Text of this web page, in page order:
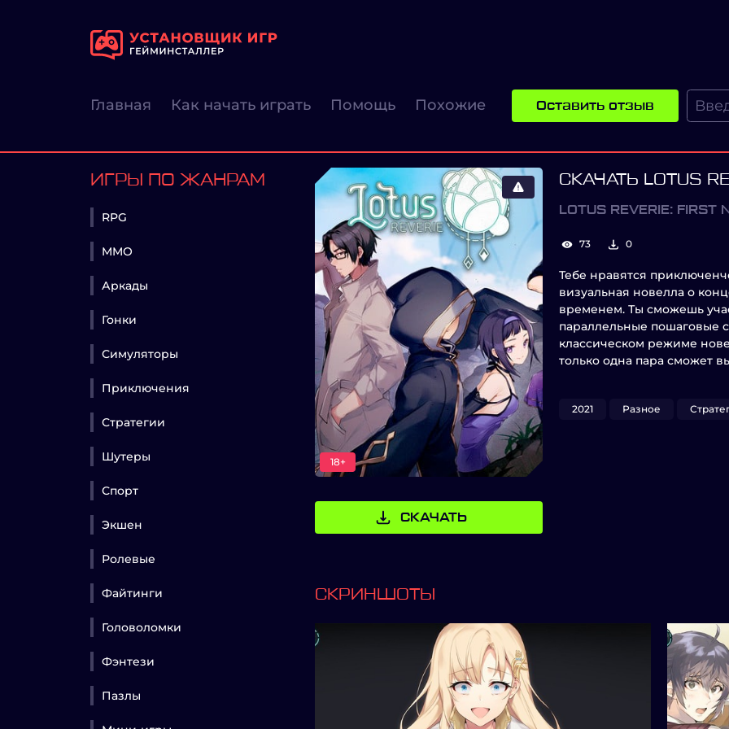
Главная Как начать играть Помощь Похожие Оставить отзыв
ИГРЫ ПО ЖАНРАМ
RPG
MMO
Аркады
Гонки
Симуляторы
Приключения
Стратегии
Шутеры
Спорт
Экшен
Ролевые
Файтинги
Головоломки
Фэнтези
Пазлы
18+
СКАЧАТЬ
СКАЧАТЬ LOTUS
LOTUS REVERIE: FIRST
73 0
Тебе нравятся
визуальная новелла о
временем. Ты сможешь
параллельные пошаговые
классическом режиме
только одна пара сможет
2021 Разное
СКРИНШОТЫ